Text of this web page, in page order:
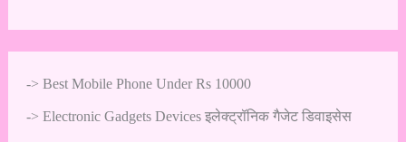
-> Best Mobile Phone Under Rs 10000
-> Electronic Gadgets Devices इलेक्ट्रॉनिक गैजेट डिवाइसेस